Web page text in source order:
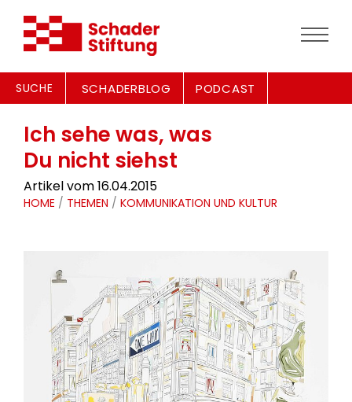
SUCHE SCHADERBLOG PODCAST
Ich sehe was, was
Du nicht siehst
Artikel vom 16.04.2015
HOME / THEMEN / KOMMUNIKATION UND KULTUR